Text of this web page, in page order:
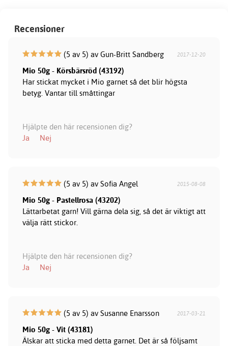
Recensioner
(5 av 5) av Gun-Britt Sandberg 2017-12-20
Mio 50g - Körsbärsröd (43192)
Har stickat mycket i Mio garnet så det blir högsta
betyg. Vantar till småttingar
Hjälpte den här recensionen dig?
Ja
Nej
(5 av 5) av Sofia Angel 2015-08-08
Mio 50g - Pastellrosa (43202)
Lättarbetat garn! Vill gärna dela sig, så det är viktigt att
välja rätt stickor.
Hjälpte den här recensionen dig?
Ja
Nej
(5 av 5) av Susanne Enarsson 2017-03-21
Mio 50g - Vit (43181)
Älskar att sticka med detta garnet. Det är så följsamt